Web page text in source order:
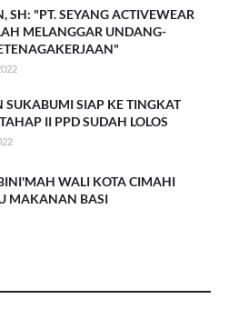
SH: "PT. SEYANG ACTIVEWEAR
MELANGGAR UNDANG-
SUKABUMI SIAP KE TINGKAT
II PPD SUDAH LOLOS
WALI KOTA CIMAHI
MAKANAN BASI